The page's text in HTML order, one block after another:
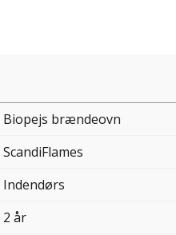
Biopejs brændeovn
ScandiFlames
Indendørs
2 år